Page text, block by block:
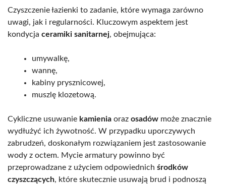
Czyszczenie łazienki to zadanie, które wymaga zarówno
uwagi, jak i regularności. Kluczowym aspektem jest
kondycja ceramiki sanitarnej, obejmująca:
umywalkę,
wannę,
kabiny prysznicowej,
muszlę klozetową.
Cykliczne usuwanie kamienia oraz osadów może znacznie
wydłużyć ich żywotność. W przypadku uporczywych
zabrudzeń, doskonałym rozwiązaniem jest zastosowanie
wody z octem. Mycie armatury powinno być
przeprowadzane z użyciem odpowiednich środków
czyszczących, które skutecznie usuwają brud i podnoszą